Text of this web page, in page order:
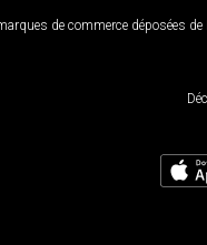
de commerce déposées